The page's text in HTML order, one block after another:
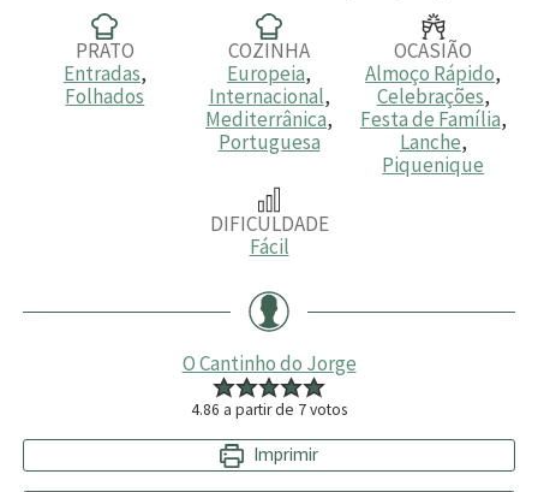
PRATO
Entradas,
Folhados
COZINHA
Europeia,
Internacional,
Mediterrânica,
Portuguesa
OCASIÃO
Almoço Rápido,
Celebrações,
Festa de Família,
Lanche,
Piquenique
DIFICULDADE
Fácil
O Cantinho do Jorge
4.86 a partir de 7votos
Imprimir